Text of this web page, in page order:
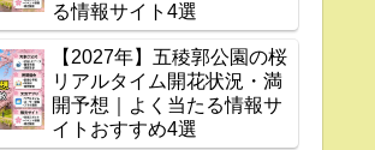
る情報サイト4選
【2027年】五稜郭公園の桜
リアルタイム開花状況・満
開予想｜よく当たる情報サ
イトおすすめ4選